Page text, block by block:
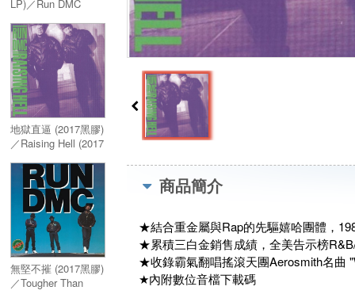
LP)／Run DMC
地獄直逼 (2017黑膠)
／Raising Hell (2017
無堅不摧 (2017黑膠)
／Tougher Than
商品簡介
★結合重金屬與Rap的先驅嬉哈團體，
★累積三白金銷售成績，全美告示榜
★收錄霸氣翻唱搖滾天團Aerosmith名曲
★內附數位音檔下載碼